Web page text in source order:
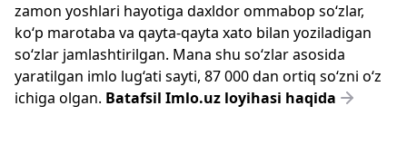
zamon yoshlari hayotiga daxldor ommabop so‘zlar,
ko‘p marotaba va qayta-qayta xato bilan yoziladigan
so‘zlar jamlashtirilgan. Mana shu so‘zlar asosida
yaratilgan imlo lug‘ati sayti, 87 000 dan ortiq so‘zni o‘z
ichiga olgan. Batafsil Imlo.uz loyihasi haqida